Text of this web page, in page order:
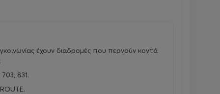
· Μίμης Φραγκόπουλος, νησιώτης,
· Σοφία η υπηρέτρια: Ιωάννα Μπιτούνη
Μπράβος, Παππάς, Εφοπλιστής :Μιχάλης
έχουν διαδρομές που περνούν κοντά
831.